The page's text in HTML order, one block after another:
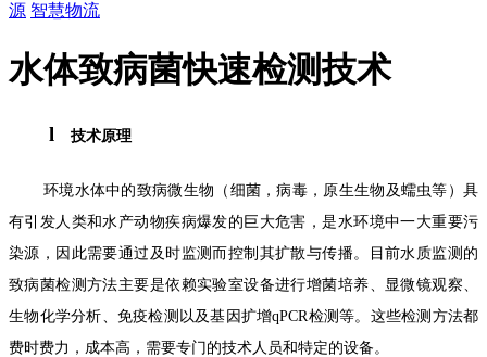
源 智慧物流
水体致病菌快速检测技术
l 技术原理
环境水体中的致病微生物（细菌，病毒，原生生物及蠕虫等）具
有引发人类和水产动物疾病爆发的巨大危害，是水环境中一大重要污
染源，因此需要通过及时监测而控制其扩散与传播。目前水质监测的
致病菌检测方法主要是依赖实验室设备进行增菌培养、显微镜观察、
生物化学分析、免疫检测以及基因扩增qPCR检测等。这些检测方法都
费时费力，成本高，需要专门的技术人员和特定的设备。